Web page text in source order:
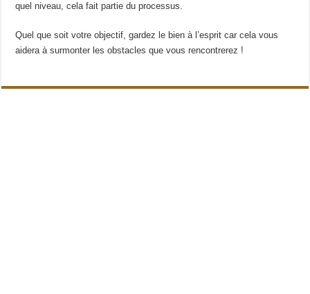
quel niveau, cela fait partie du processus.
Quel que soit votre objectif, gardez le bien à l’esprit car cela vous
aidera à surmonter les obstacles que vous rencontrerez !